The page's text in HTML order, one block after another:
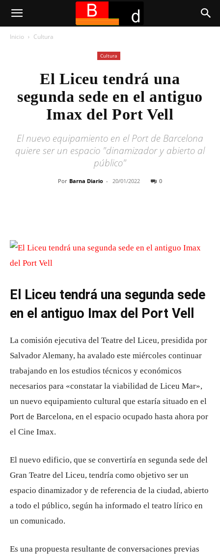
Inicio Cultura
Cultura
El Liceu tendrá una
segunda sede en el antiguo
Imax del Port Vell
El nuevo equipamiento en el Port de Barcelona
quiere ser un espacio "dinamizador y abierto al
público"
Por Barna Diario - 20/01/2022 0
El Liceu tendrá una segunda sede
en el antiguo Imax del Port Vell
La comisión ejecutiva del Teatre del Liceu, presidida por
Salvador Alemany, ha avalado este miércoles continuar
trabajando en los estudios técnicos y económicos
necesarios para «constatar la viabilidad de Liceu Mar»,
un nuevo equipamiento cultural que estaría situado en el
Port de Barcelona, ​​en el espacio ocupado hasta ahora por
el Cine Imax.
El nuevo edificio, que se convertiría en segunda sede del
Gran Teatre del Liceu, tendría como objetivo ser un
espacio dinamizador y de referencia de la ciudad, abierto
a todo el público, según ha informado el teatro lírico en
un comunicado.
Es una propuesta resultante de conversaciones previas